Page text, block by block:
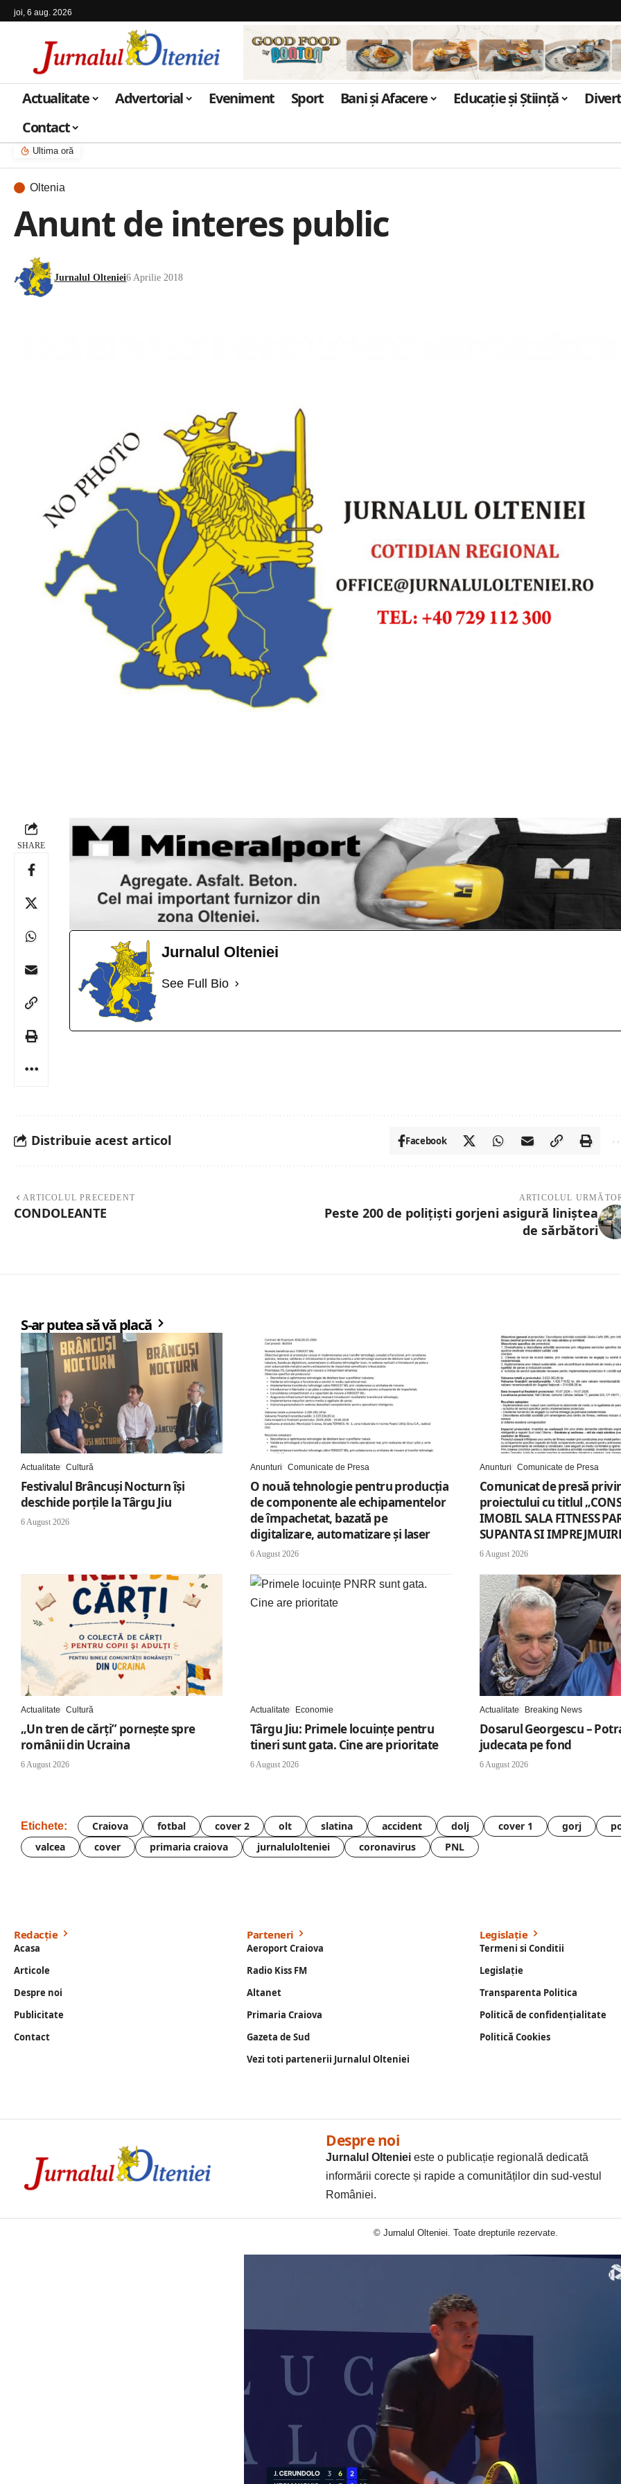
joi, 6 aug. 2026
Actualitate Advertorial Eveniment Sport Bani și Afacere Educație și Știință
Contact
Ultima oră
Oltenia
Anunt de interes public
Jurnalul Olteniei6 Aprilie 2018
SHARE
Jurnalul Olteniei
See Full Bio
Distribuie acest articol Facebook
ARTICOLUL PRECEDENT
CONDOLEANTE
ARTICOLUL
Peste 200 de polițiști gorjeni asigură liniștea
de sărbători
S-ar putea să vă placă
Actualitate Cultură
Festivalul Brâncuși Nocturn își
deschide porțile la Târgu Jiu
6 August 2026
Anunturi Comunicate de Presa
O nouă tehnologie pentru producția
de componente ale echipamentelor
de împachetat, bazată pe
digitalizare, automatizare și laser
6 August 2026
Anunturi Comunicate de Presa
Comunicat de presă
proiectului cu titlul
IMOBIL SALA FITNESS
SUPANTA SI
6 August 2026
Actualitate Cultură
„Un tren de cărți” pornește spre
românii din Ucraina
6 August 2026
Actualitate Economie
Târgu Jiu: Primele locuințe pentru
tineri sunt gata. Cine are prioritate
6 August 2026
Actualitate Breaking News
Dosarul Georgescu –
judecata pe fond
6 August 2026
Etichete: Craiova fotbal cover 2 olt slatina accident dolj cover 1 gorj
valcea
cover primaria craiova jurnalulolteniei coronavirus PNL
Redacție
Acasa
Articole
Despre noi
Publicitate
Contact
Parteneri
Aeroport Craiova
Radio Kiss FM
Altanet
Primaria Craiova
Gazeta de Sud
Vezi toti partenerii Jurnalul Olteniei
Legislație
Termeni si Conditii
Legislație
Transparenta Politica
Politică de confidențialitate
Politică Cookies
Despre noi
Jurnalul Olteniei este o publicație regională dedicată
informării corecte și rapide a comunităților din sud-vestul
României.
© Jurnalul Olteniei. Toate drepturile rezervate.